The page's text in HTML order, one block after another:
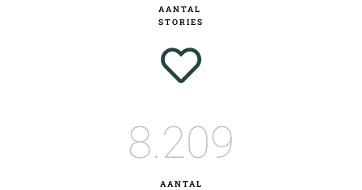
AANTAL
STORIES
AANTAL
8.209